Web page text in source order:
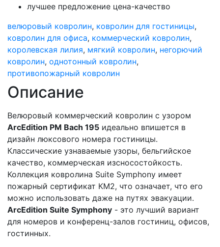
лучшее предложение цена-качество
велюровый ковролин, ковролин для гостиницы,
ковролин для офиса, коммерческий ковролин,
королевская лилия, мягкий ковролин, негорючий
ковролин, однотонный ковролин,
противопожарный ковролин
Описание
Велюровый коммерческий ковролин с узором
ArcEdition PM Bach 195 идеально впишется в
дизайн люксового номера гостиницы.
Классические узнаваемые узоры, бельгийское
качество, коммерческая изсносостойкость.
Коллекция ковролина Suite Symphony имеет
пожарный сертификат КМ2, что означает, что его
можно использовать даже на путях эвакуации.
ArcEdition Suite Symphony - это лучший вариант
для номеров и конференц-залов гостиниц, офисов,
гостинных.